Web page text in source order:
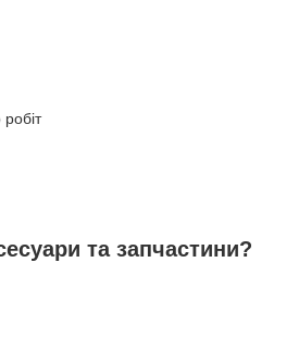
та запчастини?